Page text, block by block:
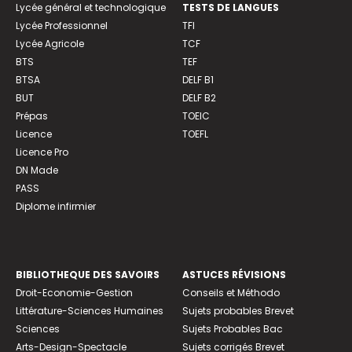
Lycée général et technologique
Lycée Professionnel
Lycée Agricole
BTS
BTSA
BUT
Prépas
Licence
Licence Pro
DN Made
PASS
Diplome infirmier
TESTS DE LANGUES
TFI
TCF
TEF
DELF B1
DELF B2
TOEIC
TOEFL
BIBLIOTHEQUE DES SAVOIRS
Droit-Economie-Gestion
Littérature-Sciences Humaines
Sciences
Arts-Design-Spectacle
ASTUCES RÉVISIONS
Conseils et Méthodo
Sujets probables Brevet
Sujets Probables Bac
Sujets corrigés Brevet